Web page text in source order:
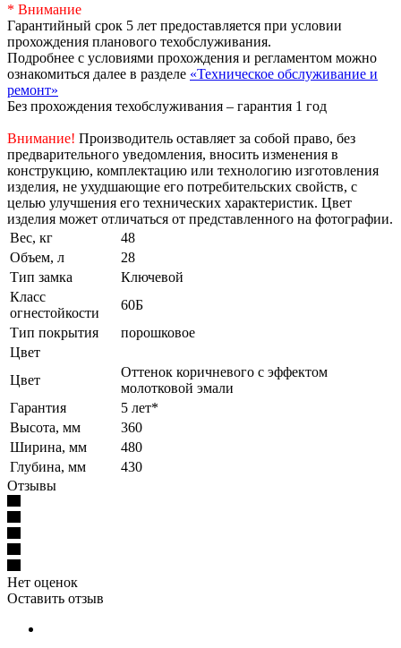
* Внимание
Гарантийный срок 5 лет предоставляется при условии
прохождения планового техобслуживания.
Подробнее с условиями прохождения и регламентом можно
ознакомиться далее в разделе «Техническое обслуживание и
ремонт»
Без прохождения техобслуживания – гарантия 1 год
Внимание! Производитель оставляет за собой право, без
предварительного уведомления, вносить изменения в
конструкцию, комплектацию или технологию изготовления
изделия, не ухудшающие его потребительских свойств, с
целью улучшения его технических характеристик. Цвет
изделия может отличаться от представленного на фотографии.
Вес, кг
48
Объем, л
28
Тип замка
Ключевой
Класс
огнестойкости
60Б
Тип покрытия
порошковое
Цвет
Цвет
Оттенок коричневого с эффектом
молотковой эмали
Гарантия
5 лет*
Высота, мм
360
Ширина, мм
480
Глубина, мм
430
Отзывы
Нет оценок
Оставить отзыв